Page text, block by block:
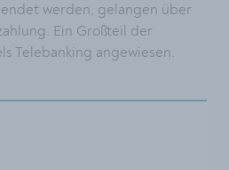
werden, gelangen über
Ein Großteil der
Telebanking angewiesen.